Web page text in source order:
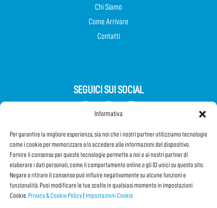
Informativa
Per garantire la migliore esperienza, sia noi che i nostri partner utilizziamo tecnologie
come i cookie per memorizzare e/o accedere alle informazioni del dispositivo.
Fornire il consenso per queste tecnologie permette a noi e ai nostri partner di
elaborare i dati personali, come il comportamento online o gli ID unici su questo sito.
Negare o ritirare il consenso può influire negativamente su alcune funzioni e
funzionalità. Puoi modificare le tue scelte in qualsiasi momento in impostazioni
Cookie. Privacy & Cookie Policy Impostazioni Cookie
Chi Siamo
Come Arrivare
Contatti
SEGUICI SUI SOCIAL
Iscriviti alla Newsletter